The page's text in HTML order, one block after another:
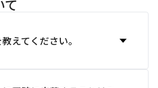
て
えてください。